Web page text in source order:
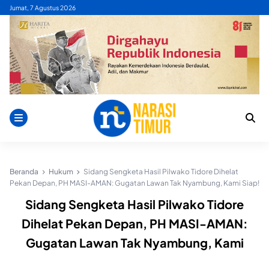
Skip
content
Jumat, 7 Agustus 2026
Beranda Hukum
Sidang Sengketa Hasil Pilwako Tidore Dihelat
Pekan Depan, PH MASI-AMAN: Gugatan Lawan Tak Nyambung, Kami Siap!
Sidang Sengketa Hasil Pilwako Tidore
Dihelat Pekan Depan, PH MASI-AMAN:
Gugatan Lawan Tak Nyambung, Kami